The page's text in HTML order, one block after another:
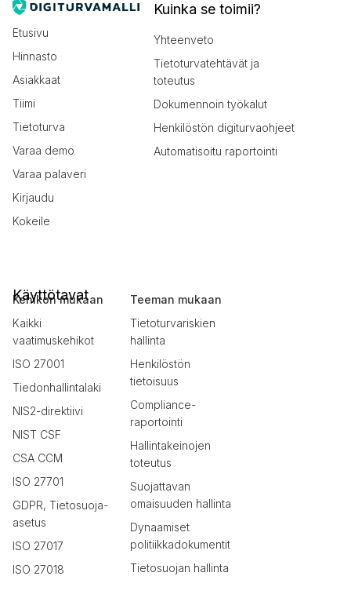
Etusivu
Hinnasto
Asiakkaat
Tiimi
Tietoturva
Varaa demo
Varaa palaveri
Kirjaudu
Kokeile
Kuinka se toimii?
Yhteenveto
Tietoturvatehtävät ja
toteutus
Dokumennoin työkalut
Henkilöstön digiturvaohjeet
Automatisoitu raportointi
Käyttötavat
Kehikon mukaan
Kaikki
vaatimuskehikot
ISO 27001
Tiedonhallintalaki
NIS2-direktiivi
NIST CSF
CSA CCM
ISO 27701
GDPR, Tietosuoja-
asetus
ISO 27017
ISO 27018
Teeman mukaan
Tietoturvariskien
hallinta
Henkilöstön
tietoisuus
Compliance-
raportointi
Hallintakeinojen
toteutus
Suojattavan
omaisuuden hallinta
Dynaamiset
politiikkadokumentit
Tietosuojan hallinta